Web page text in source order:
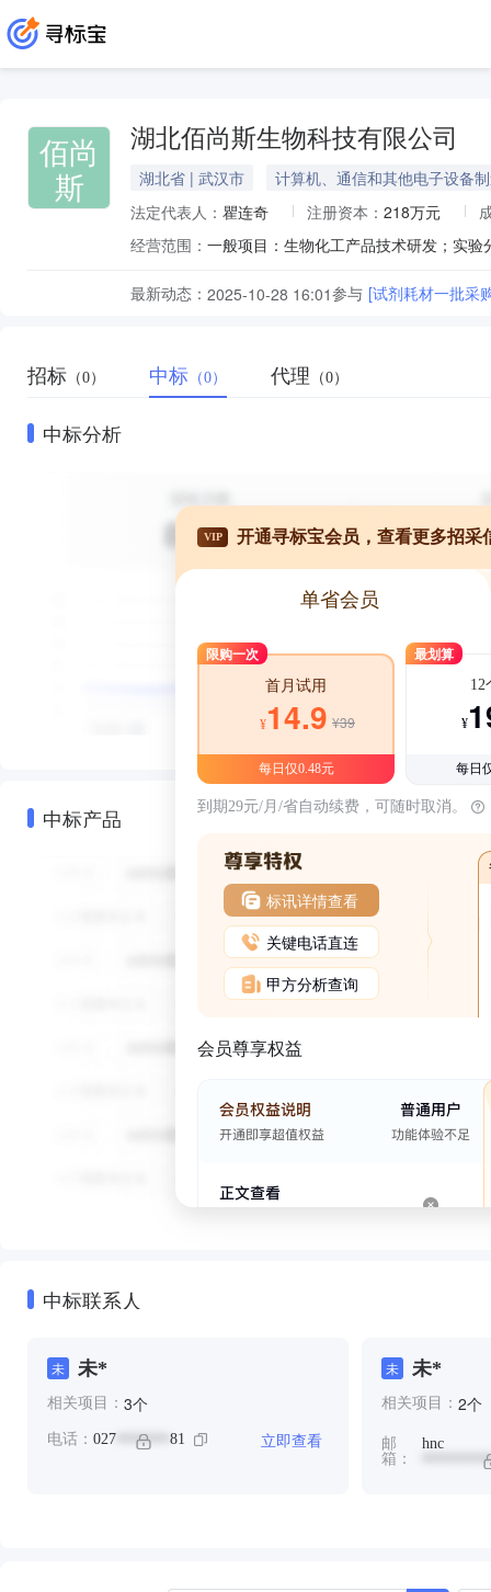
佰尚
斯
湖北佰尚斯生物科技有限公司
湖北省 | 武汉市
计算机、通信和其他电子设备
法定代表人： 瞿连奇 注册资本： 218万元
经营范围：
最新动态： 2025-10-28 16:01参与 [试剂耗材一批采
招标 （0） 中标 （0） 代理 （0）
中标分析
中标产品
VIP 开通寻标宝会员，查看更多招采
单省会员
限购一次
首月试用
¥14.9 ¥39
每日仅0.48元
最划算
12
¥
每日
到期29元/月/省自动续费，可随时取消。
标讯详情查看
关键电话直连
甲方分析查询
会员尊享权益
中标联系人
未 未*
相关项目： 3个
电话： 027 ******* 81 立即查看
未 未*
相关项目： 2个
邮
箱：
hnc